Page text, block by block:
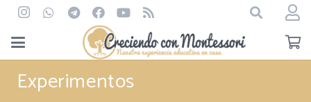
Experimentos